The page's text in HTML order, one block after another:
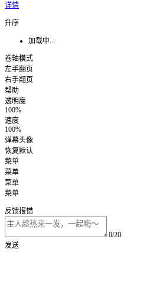
详情
升序
加载中...
卷轴模式
左手翻页
右手翻页
帮助
透明度
100%
速度
100%
弹幕头像
恢复默认
菜单
菜单
菜单
菜单
反馈报错
0/20
发送